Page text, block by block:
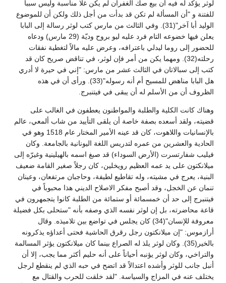
لوثر يؤكد له فيه أن بيع صك الغفران لم يكن غلا مناسبة وليس سبباً
للفتنة و "أن المسألة لم تكن قد بدأت من أجل ذلك ولكن أن للموضوع
الوليد أبا آخر"(31). وفي الثالث من مارس كتب لوثر رسالة إلى البابا
يعلن فيها خضوعه التام فرد عليه ليو بروح وديّة (29 مارس) ودعاه
للحضور إلى روما ليدلي باعترافه، وعرض عليه مالاً لتغطية نفقات
رحلته(32). ومهما يكن من أمر فإن لوثر، في تناقض صريح كان قد
كتب إلى سبالاتان في الثالث عشر من مارس: "إني في حيرة لا أدري
هل البابا مناهض للمسيح أم أنه رسوله"(33). ورأى أن في هذه
الظروف أن من الأسلم له أن يبقى في فيتنبرج.
وهناك كانت الكلية والطلبة والمواطنون يعطفون في الغالب على
قضيته، ولقد أسعده بصفة خاصة أن يلقى التأييد من شاب ألمعي، عالم
بالإنسانيات واللاهوت، كان قد عينه الأمير المختار عام 1518 وهو في
الحادية والعشرين من عمره لتدريس اللغة اليونانية بالجامعة. وكان
فيليب شفارتسرت (الأرض السوداء) قد صبغ اسمه بالهيلينية وغيرّه إلى
ميلانكتون على يد عمه العظيم رويخلين، كان رجلاً صغير القامة ضعيف
البنية، يعرج في مشيته، وله تقاطيع لطيفة، وحاجبان مرتفعان، وعينان
تنمان عن الخجل، وقد أصبح مفكر الاصلاح الديني هذا محبوباً في
فيتنبرج إلى حد أن خمسمائة أو ستمائة من الطلبة كانوا يتجمهرون في
قاعة محاضرته، بل إن لوثر نفسه الذي وصفه بأنه "ستحلى بكل فضيلة
معروفة للإنسان"(34) كان يجلس في تواضع بين تلاميذه. وقال
أرازموس: "إن ميلانكتون رجل رقرق الحاشية فحتى أعداؤه يذكرونه
بالخير(35). وكان لوثر يلذ له الصراع بينما كان ميلانكتون يؤثر المسالمة
والتراخي، وكان لوثر يؤنبه أحياناً على أنه حليم أكثر مما يجب، إلا أن
أنبل جانب للوثر وأشده اعتدالاً قد اتضح في حبه الذي لم ينقطع لرجل
يختلف عنه في المزاج والسياسة. "لقد خلقت للحرب والقتال مع